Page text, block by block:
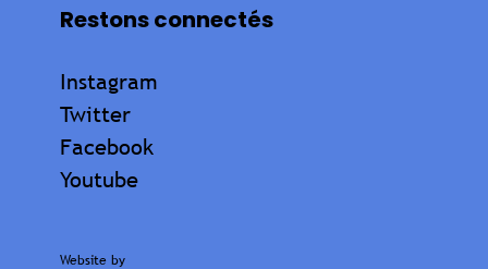
Restons connectés
Instagram
Twitter
Facebook
Youtube
Website by